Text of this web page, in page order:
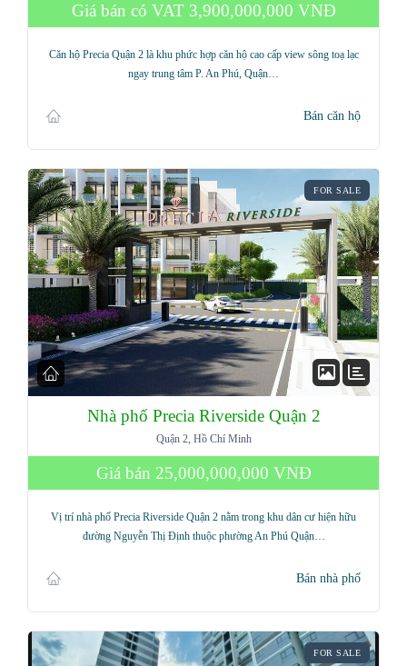
Giá bán có VAT 3,900,000,000 VNĐ
Căn hộ Precia Quận 2 là khu phức hợp căn hộ cao cấp view sông toạ lạc
ngay trung tâm P. An Phú, Quận…
Bán căn hộ
FOR SALE
Nhà phố Precia Riverside Quận 2
Quận 2, Hồ Chí Minh
Giá bán 25,000,000,000 VNĐ
Vị trí nhà phố Precia Riverside Quận 2 nằm trong khu dân cư hiện hữu
đường Nguyễn Thị Định thuộc phường An Phú Quận…
Bán nhà phố
FOR SALE